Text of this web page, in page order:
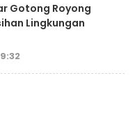
Gotong Royong
Lingkungan